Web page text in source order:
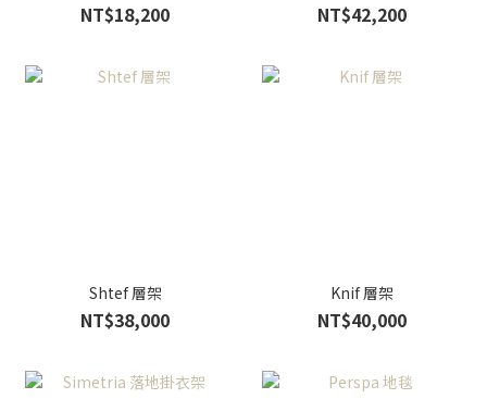
NT$18,200 NT$42,200
Shtef 層架
NT$38,000
Knif 層架
NT$40,000